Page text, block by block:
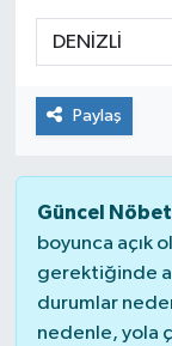
Paylaş
Güncel
boyunca açık
gerektiğinde
durumlar
nedenle, yola
Sağlık
Spor
Yaşam